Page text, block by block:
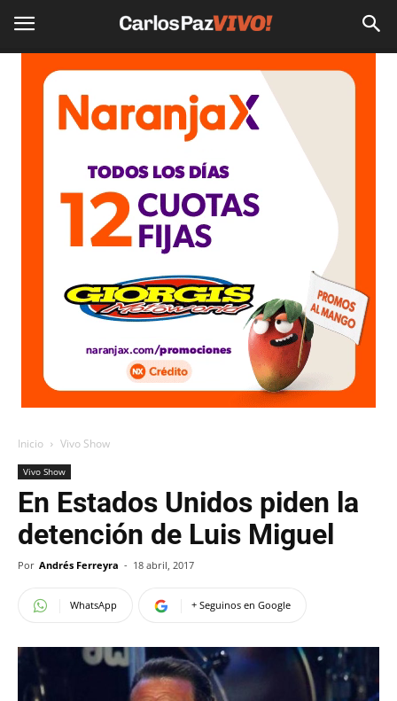
Inicio Vivo Show
Vivo Show
En Estados Unidos piden la
detención de Luis Miguel
Por Andrés Ferreyra - 18 abril, 2017
WhatsApp + Seguinos en Google